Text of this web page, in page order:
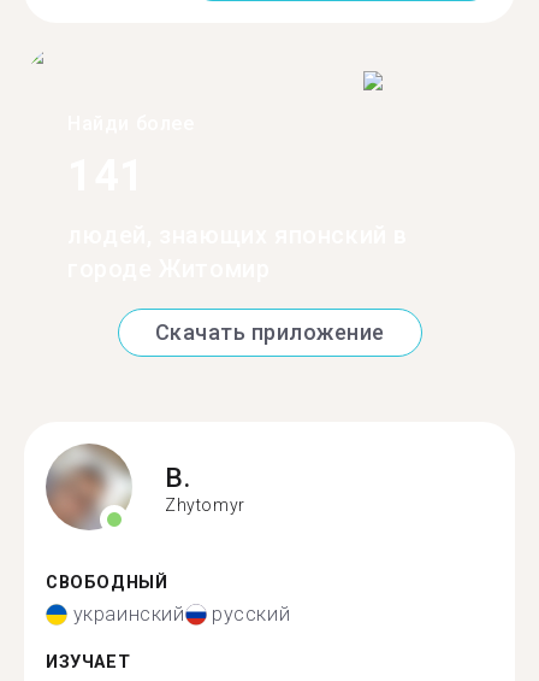
Скачать приложение
B.
Zhytomyr
СВОБОДНЫЙ
украинский русский
ИЗУЧАЕТ